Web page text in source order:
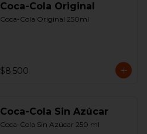
Coca-Cola Original
Coca-Cola Original 250ml
$8.500
Coca-Cola Sin Azúcar
Coca-Cola Sin Azúcar 250 ml